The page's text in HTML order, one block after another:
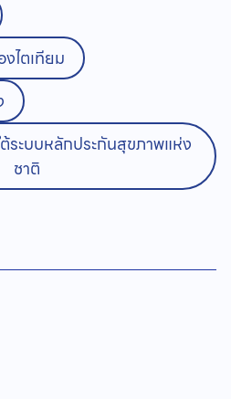
ไตเทียม
ระบบหลักประกันสุขภาพแห่ง
ชาติ